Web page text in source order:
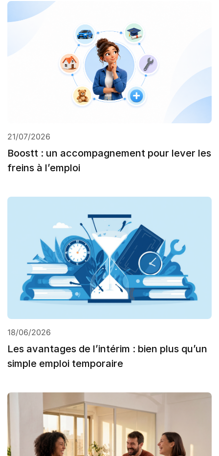
21/07/2026
Boostt : un accompagnement pour lever les
freins à l’emploi
18/06/2026
Les avantages de l’intérim : bien plus qu’un
simple emploi temporaire